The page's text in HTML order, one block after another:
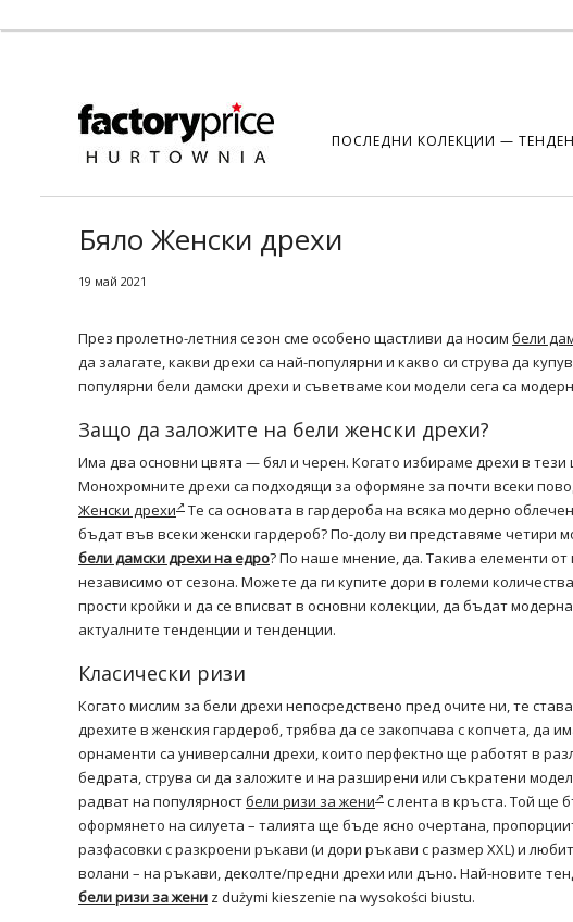
ПОСЛЕДНИ КОЛЕКЦИИ —
Бяло Женски дрехи
19 май 2021
През пролетно-летния сезон сме особено щастливи да носим бели
да залагате, какви дрехи са най-популярни и какво си струва да
популярни бели дамски дрехи и съветваме кои модели сега са
Защо да заложите на бели женски дрехи?
Има два основни цвята — бял и черен. Когато избираме дрехи в
Монохромните дрехи са подходящи за оформяне за почти всеки
Женски дрехи
Те са основата в гардероба на всяка модерно
бъдат във всеки женски гардероб? По-долу ви представяме четири
бели дамски дрехи на едро? По наше мнение, да. Такива елементи от
независимо от сезона. Можете да ги купите дори в големи
прости кройки и да се вписват в основни колекции, да бъдат
актуалните тенденции и тенденции.
Класически ризи
Когато мислим за бели дрехи непосредствено пред очите ни, те
дрехите в женския гардероб, трябва да се закопчава с копчета, да
орнаменти са универсални дрехи, които перфектно ще работят в
бедрата, струва си да заложите и на разширени или съкратени
радват на популярностбели ризи за жени
с лента в кръста. Той ще
оформянето на силуета – талията ще бъде ясно очертана,
разфасовки с разкроени ръкави (и дори ръкави с размер XXL) и
волани – на ръкави, деколте/предни дрехи или дъно. Най-новите
бели ризи за жени z dużymi kieszenie na wysokości biustu.